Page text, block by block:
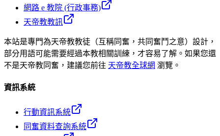
網路 e 教院 (行政事務)
天帝教教訊
本站是專門為天帝教教徒（互稱同奮，共同奮鬥之意）設計，
部分用語可能需要經過本教相關訓練，才容易了解。如果您還
不是天帝教同奮，建議您前往 天帝教全球網 瀏覽。
資訊系統
行動資訊系統
同奮資料查詢系統